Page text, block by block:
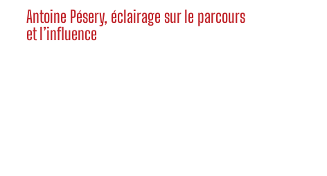
Antoine Pésery, éclairage sur le parcours
et l’influence